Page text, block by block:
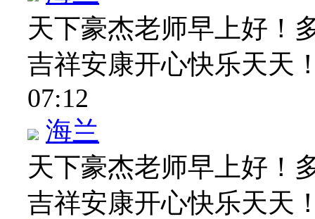
天下豪杰老师早上好！
吉祥安康开心快乐天天
07:12
海兰
天下豪杰老师早上好！
吉祥安康开心快乐天天